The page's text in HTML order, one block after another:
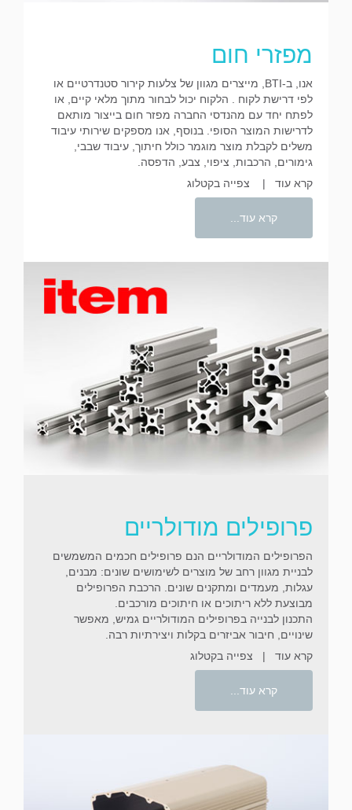
מפזרי חום
אנו, ב-BTI, מייצרים מגוון של צלעות קירור סטנדרטיים או
לפי דרישת לקוח . הלקוח יכול לבחור מתוך מלאי קיים, או
לפתח יחד עם מהנדסי החברה מפזר חום בייצור מותאם
לדרישות המוצר הסופי. בנוסף, אנו מספקים שירותי עיבוד
משלים לקבלת מוצר מוגמר כולל חיתוך, עיבוד שבבי,
גימורים, הרכבות, ציפוי, צבע, הדפסה.
קרא עוד | צפייה בקטלוג
קרא עוד...
פרופילים מודולריים
הפרופילים המודולריים הנם פרופילים חכמים המשמשים
לבניית מגוון רחב של מוצרים לשימושים שונים: מבנים,
עגלות, מעמדים ומתקנים שונים. הרכבת הפרופילים
מבוצעת ללא ריתוכים או חיתוכים מורכבים.
התכנון לבנייה בפרופילים המודולריים גמיש, מאפשר
שינויים, חיבור אביזרים בקלות ויצירתיות רבה.
קרא עוד
| צפייה בקטלוג
קרא עוד...